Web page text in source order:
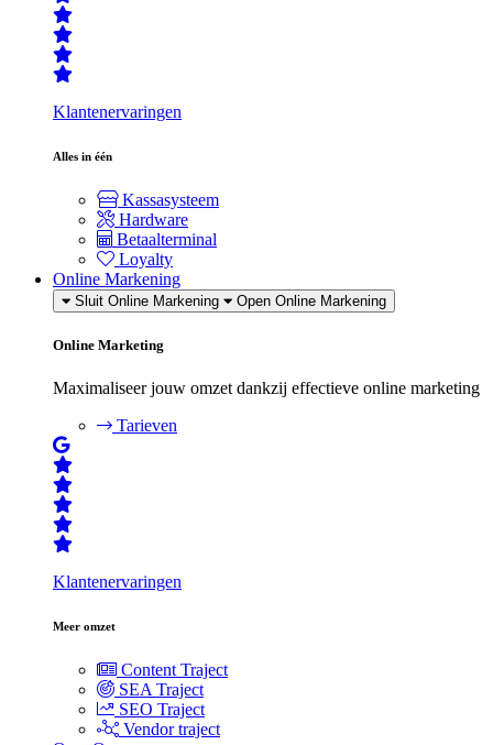
Klantenervaringen
Alles in één
Kassasysteem
Hardware
Betaalterminal
Loyalty
Online Markening
Sluit Online Markening Open Online Markening
Online Marketing
Maximaliseer jouw omzet dankzij effectieve online marketing
Tarieven
Klantenervaringen
Meer omzet
Content Traject
SEA Traject
SEO Traject
Vendor traject